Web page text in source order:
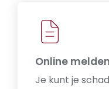
Online melden
Je kunt je